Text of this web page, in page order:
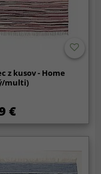
z kusov - Home
multi)
€